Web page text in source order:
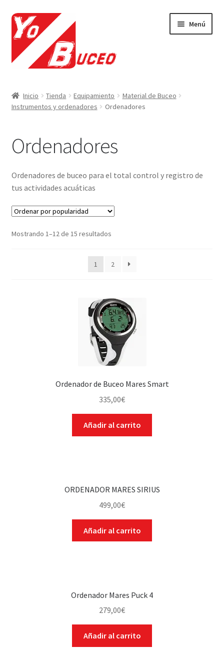
Ir
navegación
Ir
al
contenido
Menú
EQUIPAMIENTO
SEGUROS DE BUCEO
MI CUENTA
Inicio Tienda Equipamiento
Material de Buceo
Instrumentos y ordenadores
Ordenadores
Ordenadores
Ordenadores de buceo para el total control y registro de
tus actividades acuáticas
Mostrando 1–12 de 15 resultados
1 2
Ordenador de Buceo Mares Smart
335,00€
Añadir al carrito
ORDENADOR MARES SIRIUS
499,00€
Añadir al carrito
Ordenador Mares Puck 4
279,00€
Añadir al carrito